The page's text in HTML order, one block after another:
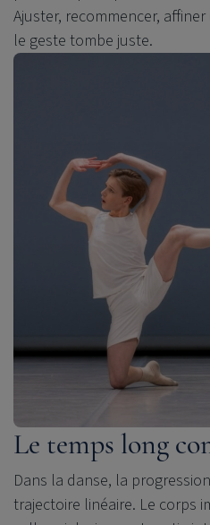
Ajuster, recommencer,
le geste tombe juste.
Le temps long
Dans la danse, la
trajectoire linéaire. Le corps